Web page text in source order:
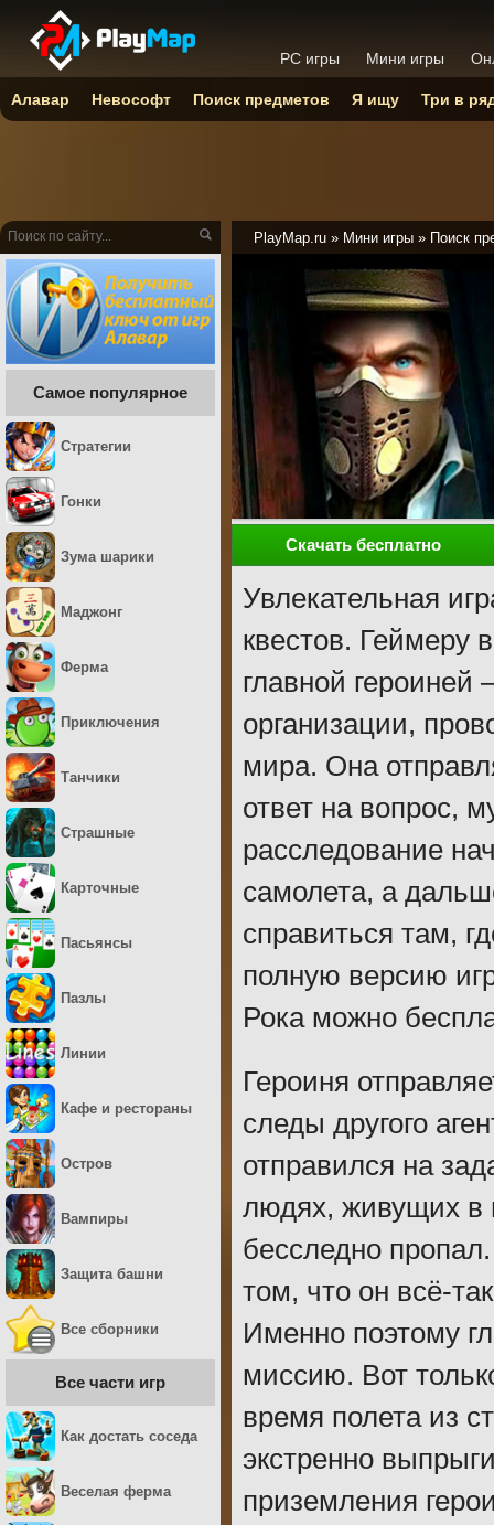
PlayMap.ru » Мини игры » Поиск
Скачать бесплатно
Увлекательная
квестов. Геймеру
главной героиней
организации,
мира. Она
ответ на вопрос,
расследование
самолета, а
справиться там,
полную версию
Рока можно
Героиня
следы другого
отправился на
людях, живущих в
бесследно
том, что он всё-
Именно поэтому
миссию. Вот
время полета из
экстренно
приземления
Самое популярное
Стратегии
Гонки
Зума шарики
Маджонг
Ферма
Приключения
Танчики
Страшные
Карточные
Пасьянсы
Пазлы
Линии
Кафе и рестораны
Остров
Вампиры
Защита башни
Все сборники
Все части игр
Как достать соседа
Веселая ферма
PC игры Мини игры
Алавар Невософт Поиск предметов Я ищу Три в